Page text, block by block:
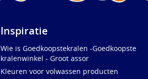
Inspiratie
Wie is Goedkoopstekralen -Goedkoopste
kralenwinkel - Groot assor
Kleuren voor volwassen producten